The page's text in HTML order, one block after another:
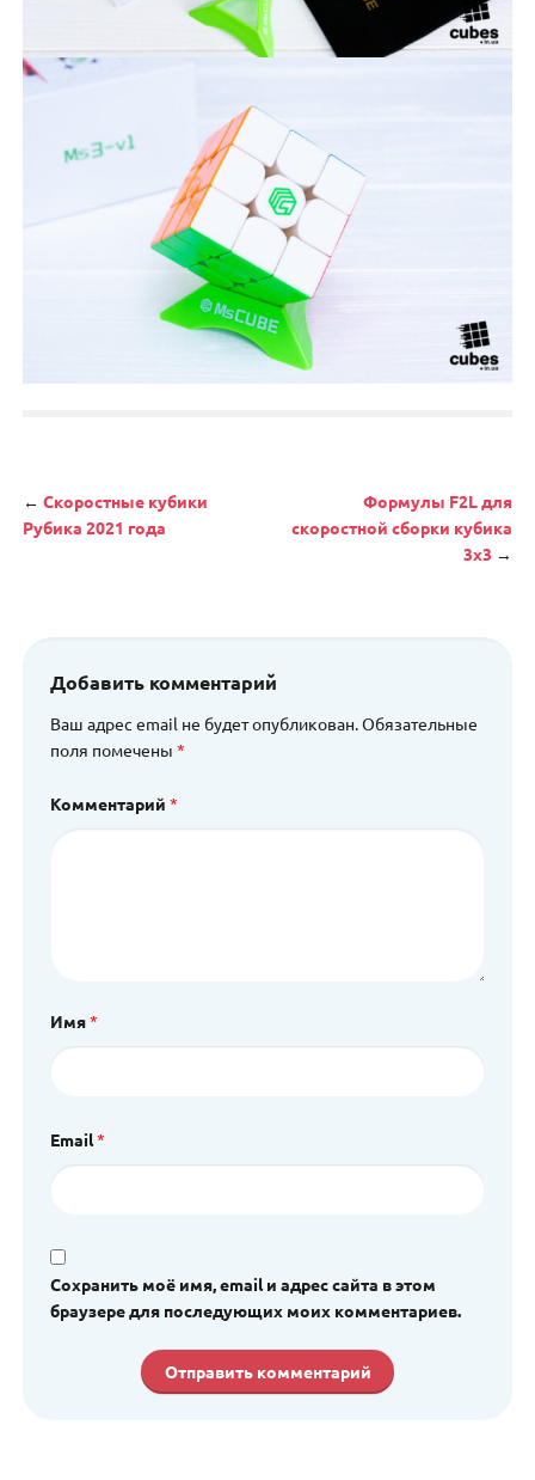
Навигация
← Скоростные кубики
Рубика 2021 года
Формулы F2L для
скоростной сборки кубика
3х3 →
Добавить комментарий
Ваш адрес email не будет опубликован.Обязательные
поля помечены *
Комментарий *
Имя*
Email*
Сохранить моё имя, email и адрес сайта в этом
браузере для последующих моих комментариев.